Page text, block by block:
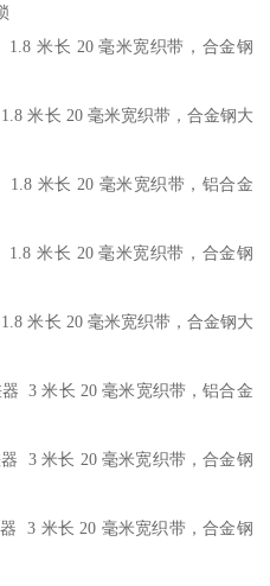
米长 20 毫米宽织带，合金钢
米长 20 毫米宽织带，合金钢大
米长 20 毫米宽织带，铝合金
米长 20 毫米宽织带，合金钢
米长 20 毫米宽织带，合金钢大
3 米长 20 毫米宽织带，铝合金
3 米长 20 毫米宽织带，合金钢
3 米长 20 毫米宽织带，合金钢